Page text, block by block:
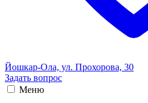
Йошкар-Ола, ул. Прохорова, 30
Задать вопрос
Меню